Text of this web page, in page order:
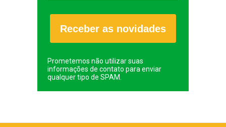
Receber as novidades
Prometemos não utilizar suas
informações de contato para enviar
qualquer tipo de SPAM.